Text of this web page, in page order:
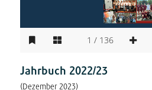
1 / 136
Jahrbuch 2022/23
(Dezember 2023)